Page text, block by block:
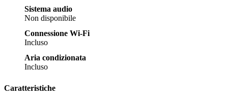
Sistema audio
Non disponibile
Connessione Wi-Fi
Incluso
Aria condizionata
Incluso
Caratteristiche